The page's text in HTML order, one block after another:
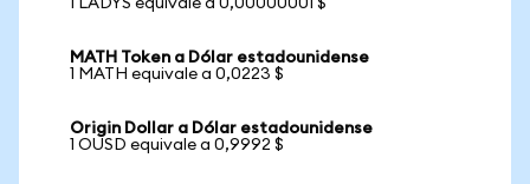
1 LADYS equivale a 0,00000001 $
MATH Token a Dólar estadounidense
1 MATH equivale a 0,0223 $
Origin Dollar a Dólar estadounidense
1 OUSD equivale a 0,9992 $